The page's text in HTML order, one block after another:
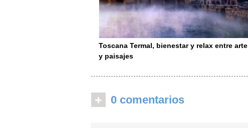
Toscana Termal, bienestar y relax entre arte
y paisajes
+ 0 comentarios